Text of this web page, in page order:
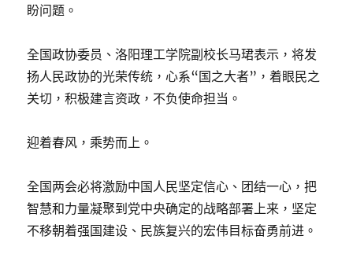
盼问题。
全国政协委员、洛阳理工学院副校长马珺表示，将发
扬人民政协的光荣传统，心系“国之大者”，着眼民之
关切，积极建言资政，不负使命担当。
迎着春风，乘势而上。
全国两会必将激励中国人民坚定信心、团结一心，把
智慧和力量凝聚到党中央确定的战略部署上来，坚定
不移朝着强国建设、民族复兴的宏伟目标奋勇前进。